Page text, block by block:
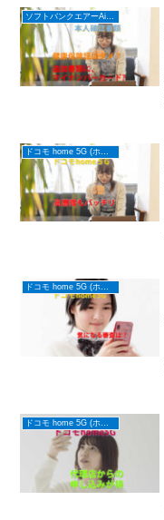
ドコモ home 5G (ホームルーター)